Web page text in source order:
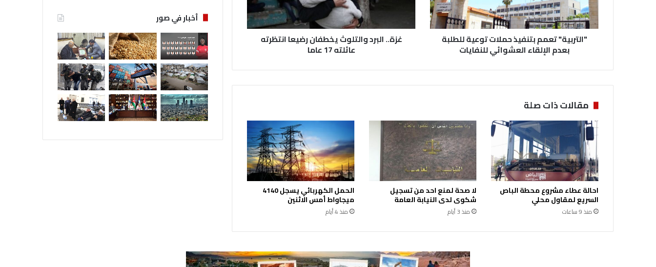
ة
"
م
ت
ن
ف
ي
ذ
ح
ل
ا
ت
ت
و
ع
ة
"التربية" تعمم بتنفيذ حملات توعية للطلبة
بعدم الإلقاء العشوائي للنفايات
ر
ل
ل
ي
خ
ط
ف
ا
ن
ر
ض
ي
ا
ت
ظ
غزة.. البرد والتلوث يخطفان رضيعا انتظرته
عائلته 17 عاما
مقالات ذات صلة
احالة عطاء مشروع محطة الباص
السريع لمقاول محلي
منذ 9 ساعات
لا صحة لمنع احد من تسجيل
شكوى لدى النيابة العامة
منذ 3 أيام
الحمل الكهربائي يسجل 4140
ميجاواط أمس الاثنين
منذ 4 أيام
أخبار في صور